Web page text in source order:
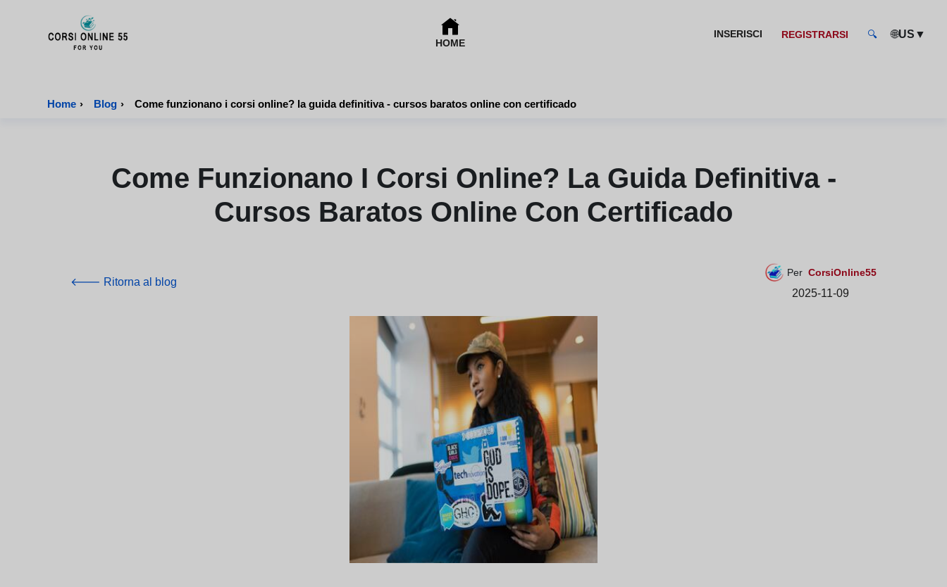
HOME
INSERISCI REGISTRARSI 🔍 🌐US ▼
Home › Blog › Come funzionano i corsi online? la guida definitiva - cursos baratos online con certificado
Come Funzionano I Corsi Online? La Guida Definitiva -
Cursos Baratos Online Con Certificado
🡐 Ritorna al blog
Per CorsiOnline55
2025-11-09